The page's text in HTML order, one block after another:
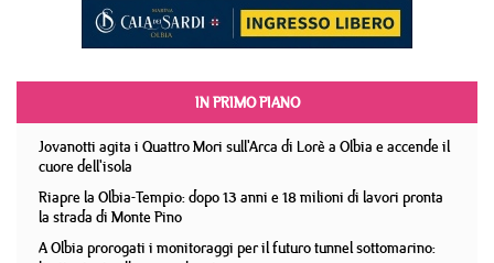
IN PRIMO PIANO
Jovanotti agita i Quattro Mori sull'Arca di Lorè a Olbia e accende il
cuore dell'isola
Riapre la Olbia-Tempio: dopo 13 anni e 18 milioni di lavori pronta
la strada di Monte Pino
A Olbia prorogati i monitoraggi per il futuro tunnel sottomarino: